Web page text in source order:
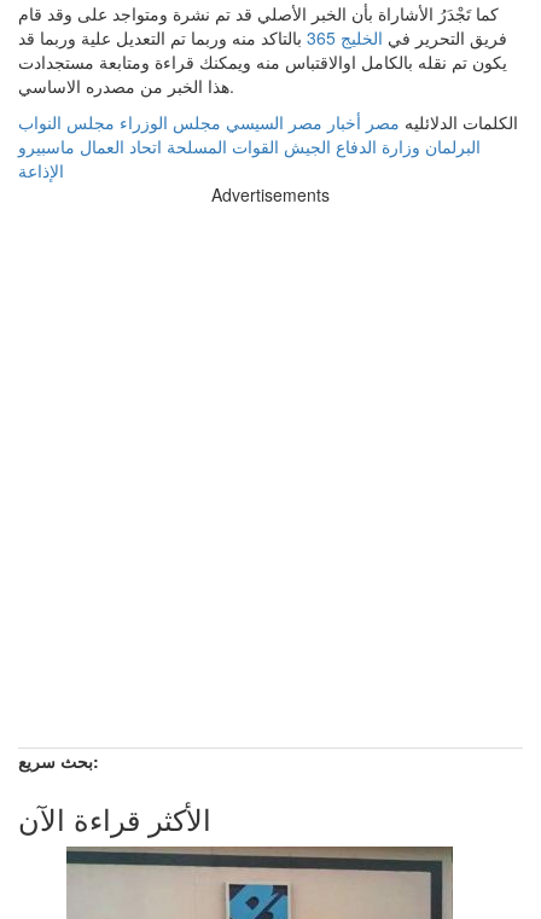
كما تَجْدَرُ الأشاراة بأن الخبر الأصلي قد تم نشرة ومتواجد على وقد قام
فريق التحرير في الخليج 365
بالتاكد منه وربما تم التعديل علية وربما قد
يكون تم نقله بالكامل اوالاقتباس منه ويمكنك قراءة ومتابعة مستجدادت
هذا الخبر من مصدره الاساسي.
الكلمات الدلائليه مصر أخبار مصر السيسي مجلس الوزراء مجلس النواب
البرلمان وزارة الدفاع الجيش القوات المسلحة اتحاد العمال ماسبيرو
الإذاعة
Advertisements
بحث سريع:
الأكثر قراءة الآن